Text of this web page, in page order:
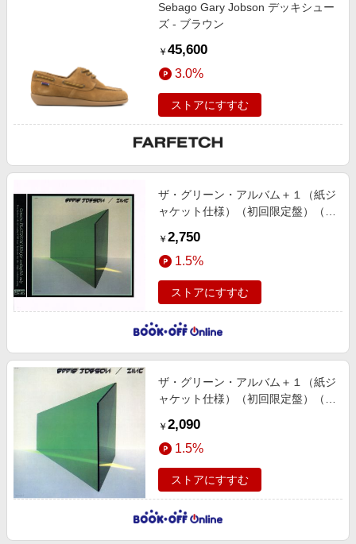
Sebago Gary Jobson デッキシュー
ズ - ブラウン
￥ 45,600
3.0%
ストアにすすむ
ザ・グリーン・アルバム＋１（紙ジ
ャケット仕様）（初回限定盤）（プ
￥ 2,750
1.5%
ストアにすすむ
ザ・グリーン・アルバム＋１（紙ジ
ャケット仕様）（初回限定盤）（Ｓ
￥ 2,090
1.5%
ストアにすすむ